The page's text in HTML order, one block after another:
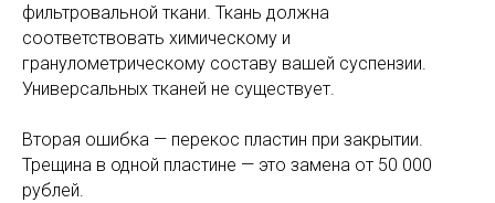
фильтровальной ткани. Ткань должна
соответствовать химическому и
гранулометрическому составу вашей суспензии.
Универсальных тканей не существует.
Вторая ошибка — перекос пластин при закрытии.
Трещина в одной пластине — это замена от 50 000
рублей.